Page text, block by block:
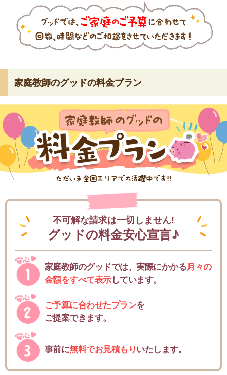
家庭教師のグッドの料金プラン
不可解な請求は一切しません!
グッドの料金安心宣言♪
家庭教師のグッドでは、実際にかかる月々の
金額をすべて表示しています。
ご予算に合わせたプランを
ご提案できます。
事前に無料でお見積もりいたします。